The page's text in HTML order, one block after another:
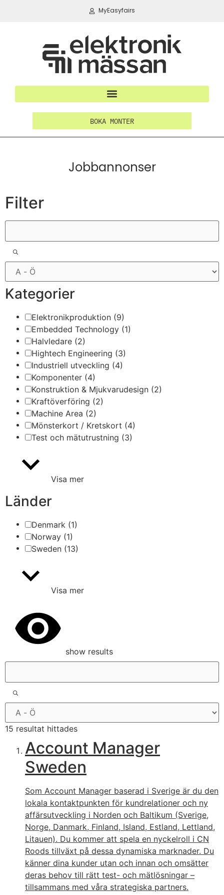
MyEasyfairs
BOKA MONTER
Jobbannonser
Filter
Kategorier
Elektronikproduktion (9)
Embedded Technology (1)
Halvledare (2)
Hightech Engineering (3)
Industriell utveckling (4)
Komponenter (4)
Konstruktion & Mjukvarudesign (2)
Kraftöverföring (2)
Machine Area (2)
Mönsterkort / Kretskort (4)
Test och mätutrustning (3)
Visa mer
Länder
Denmark (1)
Norway (1)
Sweden (13)
Visa mer
show results
15 resultat hittades
Account Manager
Sweden
Som Account Manager baserad i Sverige är du den
lokala kontaktpunkten för kundrelationer och ny
affärsutveckling i Norden och Baltikum (Sverige,
Norge, Danmark, Finland, Island, Estland, Lettland,
Litauen). Du kommer att spela en nyckelroll i CN
Roods tillväxt på dessa dynamiska marknader. Du
känner dina kunder utan och innan och omsätter
deras behov till rätt test- och mätlösningar –
tillsammans med våra strategiska partners.